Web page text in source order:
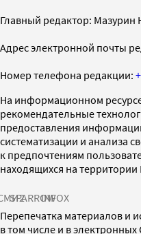
Главный редактор:
Адрес электронной почты
Номер телефона редакции:
На информационном
рекомендательные
предоставления
систематизации и анализа
к предпочтениям
находящихся на
SPARROWINFOX
Перепечатка материалов и
в том числе и в